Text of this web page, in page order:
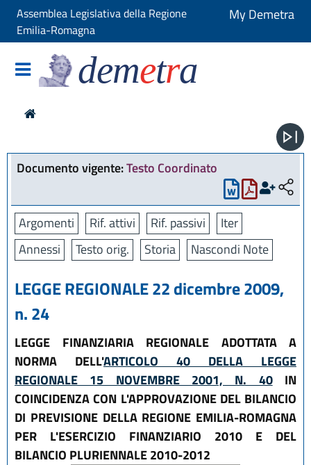
Assemblea Legislativa della Regione
Emilia-Romagna
My Demetra
demetra
Documento vigente:Testo Coordinato
Argomenti Rif. attivi Rif. passivi
Iter
Annessi
Testo orig. Storia Nascondi Note
LEGGE REGIONALE 22 dicembre 2009,
n. 24
LEGGE FINANZIARIA REGIONALE ADOTTATA A
NORMA DELL'ARTICOLO 40 DELLA LEGGE
REGIONALE 15 NOVEMBRE 2001, N. 40IN
COINCIDENZA CON L'APPROVAZIONE DEL BILANCIO
DI PREVISIONE DELLA REGIONE EMILIA-ROMAGNA
PER L'ESERCIZIO FINANZIARIO 2010 E DEL
BILANCIO PLURIENNALE 2010-2012